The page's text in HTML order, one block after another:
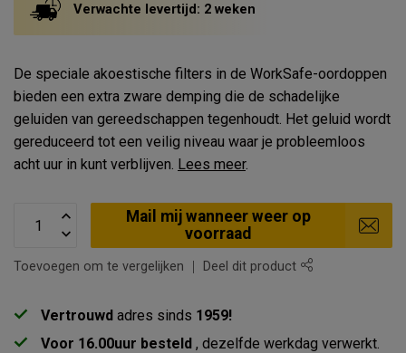
Verwachte levertijd: 2 weken
De speciale akoestische filters in de WorkSafe-oordoppen
bieden een extra zware demping die de schadelijke
geluiden van gereedschappen tegenhoudt. Het geluid wordt
gereduceerd tot een veilig niveau waar je probleemloos
acht uur in kunt verblijven. Lees meer.
Mail mij wanneer weer op
voorraad
Toevoegen om te vergelijken Deel dit product
Vertrouwd adres sinds 1959!
Voor 16.00uur besteld , dezelfde werkdag verwerkt.